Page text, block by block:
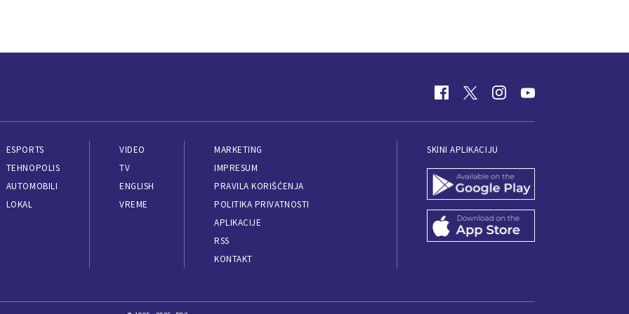
ESPORTS
TEHNOPOLIS
AUTOMOBILI
LOKAL
VIDEO
TV
ENGLISH
VREME
MARKETING
IMPRESUM
PRAVILA KORIŠĆENJA
POLITIKA PRIVATNOSTI
APLIKACIJE
RSS
KONTAKT
SKINI APLIKACIJU